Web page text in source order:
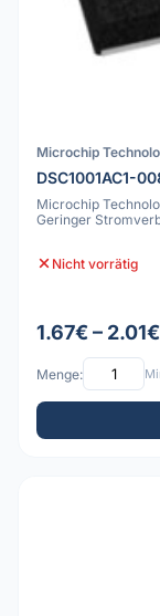
Microchip
DSC1001AC1-
Microchip
Geringer
Nicht vorrätig
1.67€ – 2.01€
Menge: